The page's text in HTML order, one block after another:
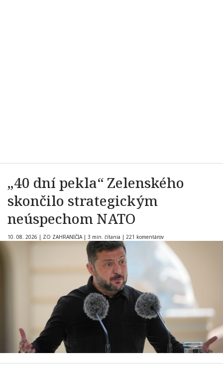
„40 dní pekla“ Zelenského
skončilo strategickým
neúspechom NATO
10. 08. 2026 | ZO ZAHRANIČIA | 3 min. čítania | 221 komentárov